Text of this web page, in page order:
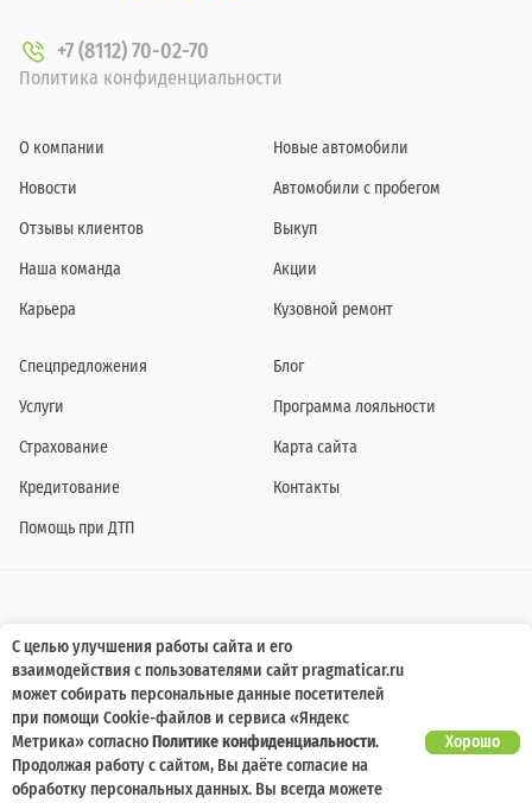
+7 (8112) 70-02-70
Политика конфиденциальности
О компании
Новости
Отзывы клиентов
Наша команда
Карьера
Новые автомобили
Автомобили с пробегом
Выкуп
Акции
Кузовной ремонт
Спецпредложения
Услуги
Страхование
Кредитование
Помощь при ДТП
Блог
Программа лояльности
Карта сайта
Контакты
Информация о технических характеристиках, составе комплектаций, цветовой
гамме и стоимости автомобилей, а также действующих акциях, сроках и условиях
их проведения, указанных на сайте www.pragmaticar.ru, носит информационный
характер и ни при каких условиях не является публичной офертой,
определяемой положениями пунктом 2 статьи 437 Гражданского кодекса
Российской Федерации. Для получения подробной информации обращайтесь к
специалистам нашей компании.
© ПРАГМАТИКА, 2026
С целью улучшения работы сайта и его
взаимодействия с пользователями сайт pragmaticar.ru
может собирать персональные данные посетителей
при помощи Cookie-файлов и сервиса «Яндекс
Метрика» согласноПолитике конфиденциальности.
Продолжая работу с сайтом, Вы даёте согласие на
обработку персональных данных. Вы всегда можете
Хорошо